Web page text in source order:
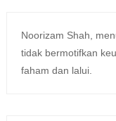
Noorizam Shah,
tidak bermotifkan
faham dan lalui.